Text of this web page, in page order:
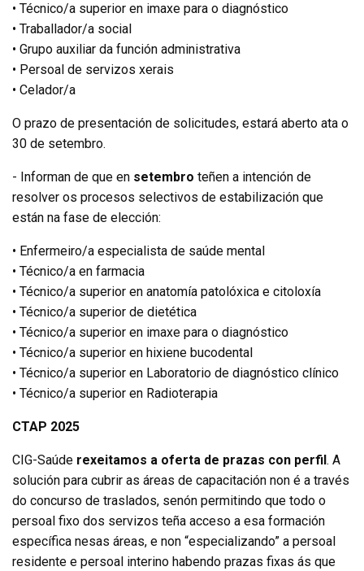
• Técnico/a superior en imaxe para o diagnóstico
• Traballador/a social
• Grupo auxiliar da función administrativa
• Persoal de servizos xerais
• Celador/a
O prazo de presentación de solicitudes, estará aberto ata o
30 de setembro.
- Informan de que en setembro teñen a intención de
resolver os procesos selectivos de estabilización que
están na fase de elección:
• Enfermeiro/a especialista de saúde mental
• Técnico/a en farmacia
• Técnico/a superior en anatomía patolóxica e citoloxía
• Técnico/a superior de dietética
• Técnico/a superior en imaxe para o diagnóstico
• Técnico/a superior en hixiene bucodental
• Técnico/a superior en Laboratorio de diagnóstico clínico
• Técnico/a superior en Radioterapia
CTAP 2025
CIG-Saúde rexeitamos a oferta de prazas con perfil . A
solución para cubrir as áreas de capacitación non é a través
do concurso de traslados, senón permitindo que todo o
persoal fixo dos servizos teña acceso a esa formación
específica nesas áreas, e non “especializando” a persoal
residente e persoal interino habendo prazas fixas ás que